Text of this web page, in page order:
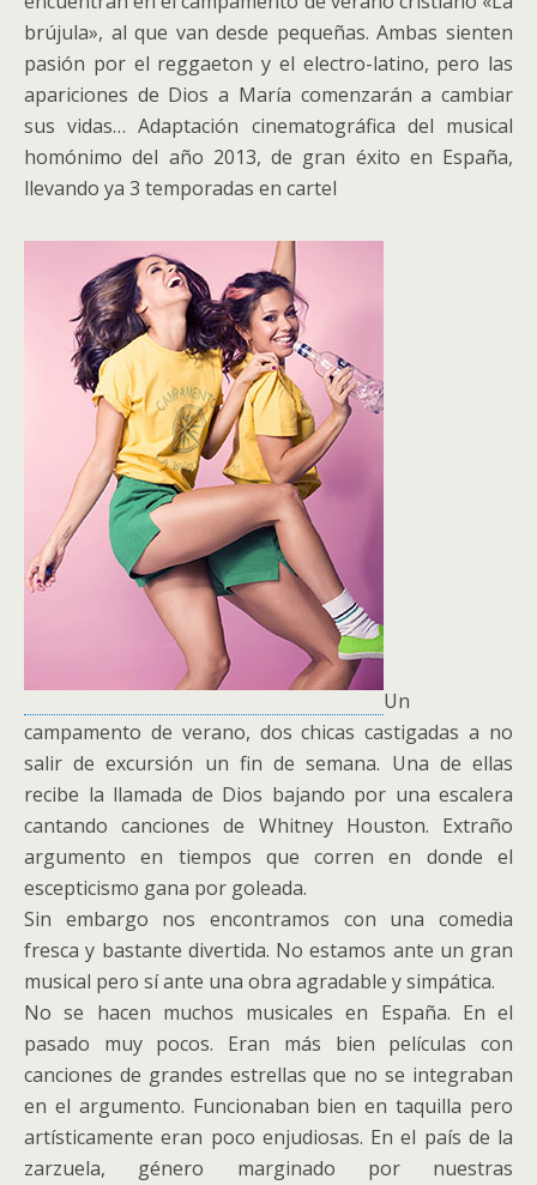
brújula», al que van desde pequeñas. Ambas sienten
pasión por el reggaeton y el electro-latino, pero las
apariciones de Dios a María comenzarán a cambiar
sus vidas… Adaptación cinematográfica del musical
homónimo del año 2013, de gran éxito en España,
llevando ya 3 temporadas en cartel
Un
campamento de verano, dos chicas castigadas a no
salir de excursión un fin de semana. Una de ellas
recibe la llamada de Dios bajando por una escalera
cantando canciones de Whitney Houston. Extraño
argumento en tiempos que corren en donde el
escepticismo gana por goleada.
Sin embargo nos encontramos con una comedia
fresca y bastante divertida. No estamos ante un gran
musical pero sí ante una obra agradable y simpática.
No se hacen muchos musicales en España. En el
pasado muy pocos. Eran más bien películas con
canciones de grandes estrellas que no se integraban
en el argumento. Funcionaban bien en taquilla pero
artísticamente eran poco enjudiosas. En el país de la
zarzuela, género marginado por nuestras